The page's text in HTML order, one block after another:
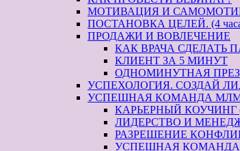
МОТИВАЦИЯ И
ПОСТАНОВКА ЦЕЛЕЙ. (4
ПРОДАЖИ И ВОВЛЕЧЕНИЕ
КАК ВРАЧА СДЕЛАТЬ
КЛИЕНТ ЗА 5 МИНУТ
ОДНОМИНУТНАЯ
УСПЕХОЛОГИЯ. СОЗДАЙ
УСПЕШНАЯ КОМАНДА
КАРЬЕРНЫЙ КОУЧИНГ
ЛИДЕРСТВО И
РАЗРЕШЕНИЕ
УСПЕШНАЯ КОМАНДА